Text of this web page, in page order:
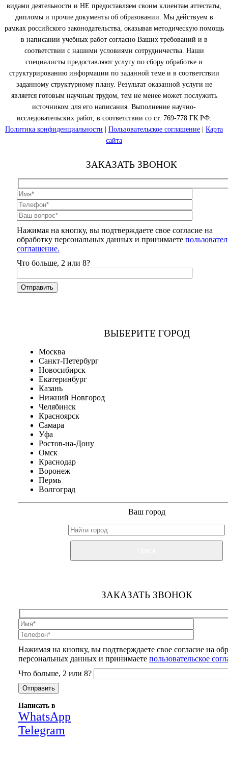
видами деятельности и НЕ предоставляем своим клиентам аттестаты,
дипломы и прочие документы об образовании. Мы действуем в
рамках российского законодательства, оказывая методическую помощь
в написании учебных работ согласно Ваших требований и в
соответствии с нашими условиями сотрудничества. Наши
специалисты предоставляют услугу по сбору обработке и
структурированию информации по заданной теме и в соответствии
заданному структурному плану. Результат оказанной услуги не
является готовым научным трудом, тем не менее может послужить
источником для его написания. Выполнение научно-
исследовательских работ, в соответствии со ст. 769-778 ГК РФ.
Политика конфиденциальности
Пользовательское соглашение
Карта
сайта
ЗАКАЗАТЬ ЗВОНОК
Нажимая на кнопку, вы подтверждаете свое согласие на
обработку персональных данных и принимаете
соглашение.
Что больше, 2 или 8?
ВЫБЕРИТЕ ГОРОД
Москва
Санкт-Петербург
Новосибирск
Екатеринбург
Казань
Нижний Новгород
Челябинск
Красноярск
Самара
Уфа
Ростов-на-Дону
Омск
Краснодар
Воронеж
Пермь
Волгоград
Ваш город
ЗАКАЗАТЬ ЗВОНОК
Нажимая на кнопку, вы подтверждаете свое согласие на
персональных данных и принимаете пользовательское
Что больше, 2 или 8?
Написать в
WhatsApp
Telegram